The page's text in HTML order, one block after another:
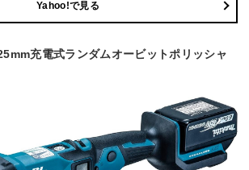
Yahoo!で見る
充電式ランダムオービットポリッシャ